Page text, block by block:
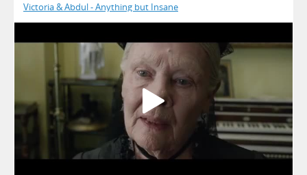
Victoria & Abdul - Anything but Insane